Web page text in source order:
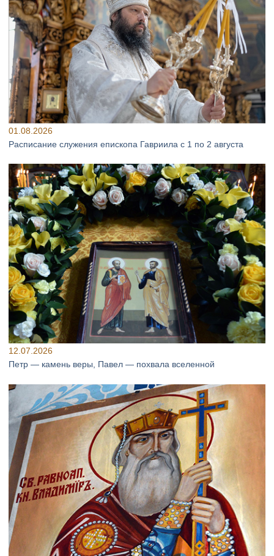
01.08.2026
Расписание служения епископа Гавриила с 1 по 2 августа
12.07.2026
Петр — камень веры, Павел — похвала вселенной